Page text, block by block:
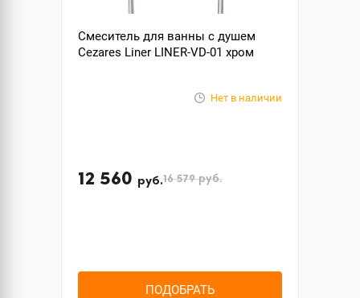
Смеситель для ванны с душем
Cezares Liner LINER-VD-01 хром
Нет в наличии
12 560 руб.16 579руб.
ПОДОБРАТЬ